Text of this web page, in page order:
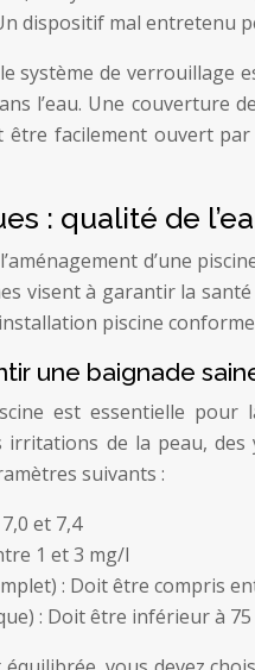
dispositif mal
système de verrouillage
l’eau. Une
facilement ouvert
: qualité de
d’une
visent à garantir la
piscine
une baignade
est essentielle
de la peau,
suivants :
et 7,4
1 et 3 mg/l
: Doit être compris
: Doit être inférieur à